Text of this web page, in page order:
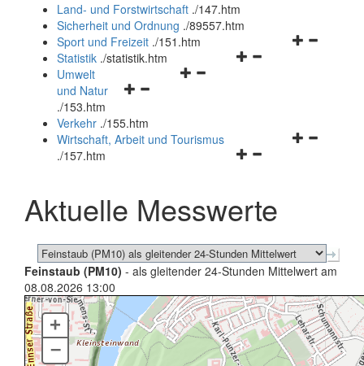
und
schließen
Land- und Forstwirtschaft ./147.htm
Sicherheit und Ordnung ./89557.htm
Navigationsmenü
Sport und Freizeit ./151.htm
Navigationsmenü
Statistik ./statistik.htm
Navigationsmenü
und
schließen
Umwelt
und Natur
./153.htm
Verkehr ./155.htm
Navigationsmenü
schließen
Wirtschaft, Arbeit und Tourismus
./157.htm
Aktuelle Messwerte
Feinstaub (PM10) - als gleitender 24-Stunden Mittelwert am
08.08.2026 13:00
+
–